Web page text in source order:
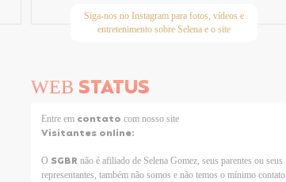
Siga-nos no Instagram para fotos, vídeos e
entretenimento sobre Selena e o site
WEB STATUS
Entre em contatocom nosso site
Visitantes online:
O SGBR não é afiliado de Selena Gomez, seus parentes ou seus
representantes, também não somos e não temos o mínimo contato